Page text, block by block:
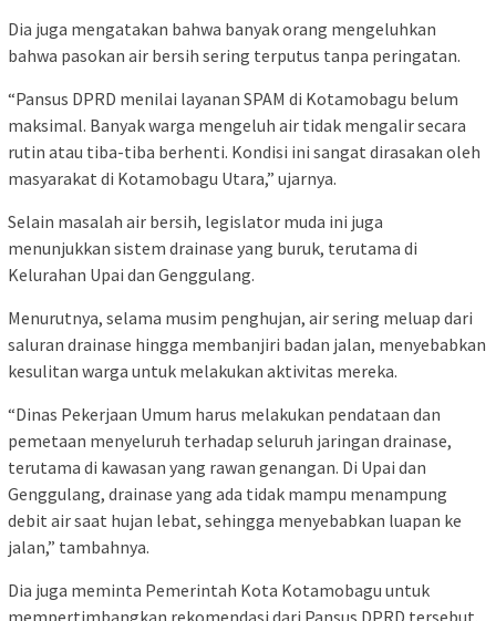
Dia juga mengatakan bahwa banyak orang mengeluhkan
bahwa pasokan air bersih sering terputus tanpa peringatan.
“Pansus DPRD menilai layanan SPAM di Kotamobagu belum
maksimal. Banyak warga mengeluh air tidak mengalir secara
rutin atau tiba-tiba berhenti. Kondisi ini sangat dirasakan oleh
masyarakat di Kotamobagu Utara,” ujarnya.
Selain masalah air bersih, legislator muda ini juga
menunjukkan sistem drainase yang buruk, terutama di
Kelurahan Upai dan Genggulang.
Menurutnya, selama musim penghujan, air sering meluap dari
saluran drainase hingga membanjiri badan jalan, menyebabkan
kesulitan warga untuk melakukan aktivitas mereka.
“Dinas Pekerjaan Umum harus melakukan pendataan dan
pemetaan menyeluruh terhadap seluruh jaringan drainase,
terutama di kawasan yang rawan genangan. Di Upai dan
Genggulang, drainase yang ada tidak mampu menampung
debit air saat hujan lebat, sehingga menyebabkan luapan ke
jalan,” tambahnya.
Dia juga meminta Pemerintah Kota Kotamobagu untuk
mempertimbangkan rekomendasi dari Pansus DPRD tersebut.